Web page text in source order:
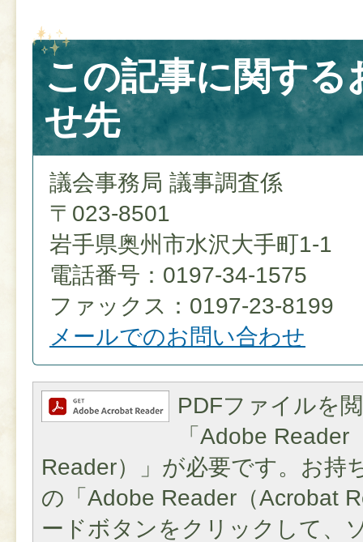
この記事に関する
せ先
議会事務局 議事調査係
〒023-8501
岩手県奥州市水沢大手町1-1
電話番号：0197-34-1575
ファックス：0197-23-8199
メールでのお問い合わせ
PDFファイルを
「Adobe Reader
Reader）」が必要です。お持
の「Adobe Reader（Acrobat
ードボタンをクリックして、